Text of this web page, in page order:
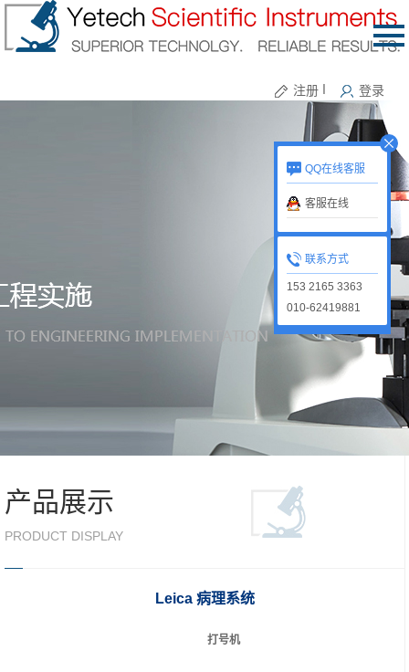
注册 登录
QQ在线客服
客服在线
联系方式
153 2165 3363
010-62419881
产品展示
PRODUCT DISPLAY
Leica 病理系统
打号机